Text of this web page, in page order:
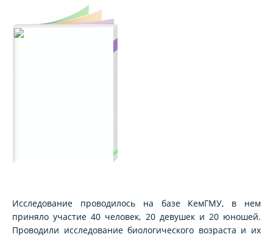
Исследование проводилось на базе КемГМУ, в нем
приняло участие 40 человек, 20 девушек и 20 юношей.
Проводили исследование биологического возраста и их